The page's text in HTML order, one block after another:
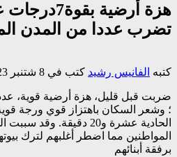
هزة أرضية
تضرب عددا من المدن
كتبه الفانيس رشيد كتب في 8 شتنبر 2023 - 11:40 م
ضربت قبل قليل، هزة أرضية قوية،
؛ وشعر السكان باهتزاز قوي ورجة
الحادية عشرة و20 دقيقة.
المواطنين مما اضطر أغلبهم لترك
برفقة أبنائهم